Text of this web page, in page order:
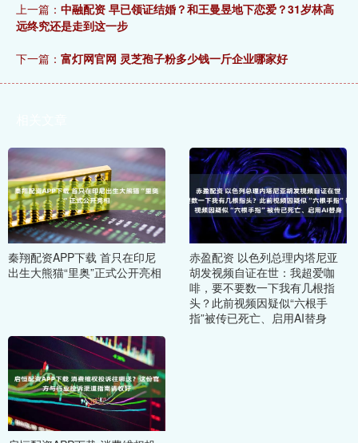
上一篇： 中融配资 早已领证结婚？和王曼昱地下恋爱？31岁林高
远终究还是走到这一步
下一篇： 富灯网官网 灵芝孢子粉多少钱一斤企业哪家好
秦翔配资APP下载 首只在印尼
出生大熊猫“里奥”正式公开亮相
赤盈配资 以色列总理内塔尼亚
胡发视频自证在世：我超爱咖
啡，要不要数一下我有几根指
头？此前视频因疑似“六根手
指”被传已死亡、启用AI替身